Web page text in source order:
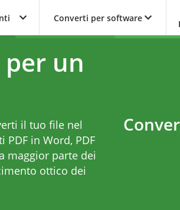
Converti per software
un
il tuo file nel
PDF in Word, PDF
maggior parte dei
ottico dei